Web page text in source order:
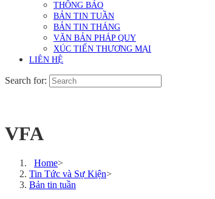
THÔNG BÁO
BẢN TIN TUẦN
BẢN TIN THÁNG
VĂN BẢN PHÁP QUY
XÚC TIẾN THƯƠNG MẠI
LIÊN HỆ
Search for:
VFA
Home>
Tin Tức và Sự Kiện>
Bản tin tuần